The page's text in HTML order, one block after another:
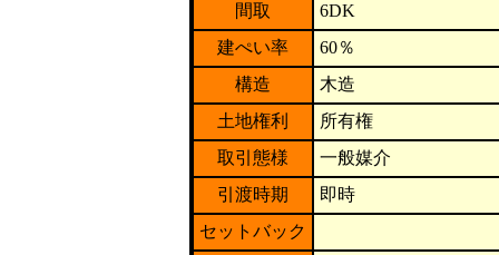
間取
6DK
建ぺい率
60％
構造
木造
土地権利
所有権
取引態様
一般媒介
引渡時期
即時
セットバック